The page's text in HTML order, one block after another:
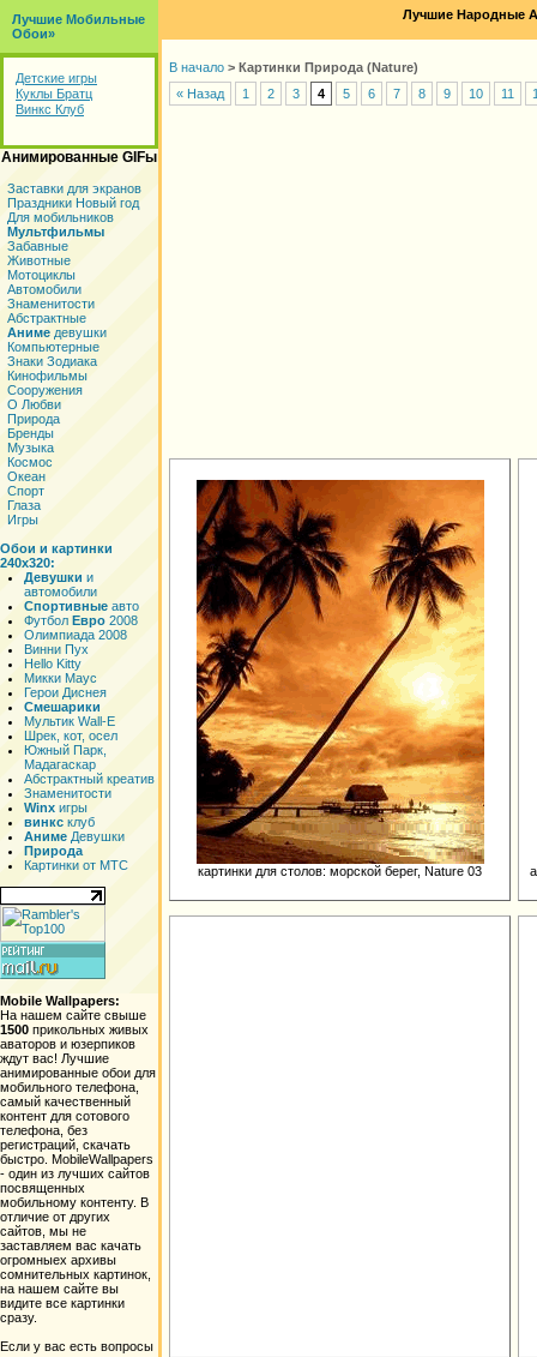
Лучшие Мобильные
Обои»
Детские игры
Куклы Братц
Винкс Клуб
Анимированные GIFы
Заставки для экранов
Праздники Новый год
Для мобильников
Мультфильмы
Забавные
Животные
Мотоциклы
Автомобили
Знаменитости
Абстрактные
Аниме девушки
Компьютерные
Знаки Зодиака
Кинофильмы
Сооружения
О Любви
Природа
Бренды
Музыка
Космос
Океан
Спорт
Глаза
Игры
Обои и картинки
240x320:
Девушки и
автомобили
Спортивные авто
Футбол Евро 2008
Олимпиада 2008
Винни Пух
Hello Kitty
Микки Маус
Герои Диснея
Смешарики
Мультик Wall-E
Шрек, кот, осел
Южный Парк,
Мадагаскар
Абстрактный креатив
Знаменитости
Winx игры
винкс клуб
Аниме Девушки
Природа
Картинки от МТС
Mobile Wallpapers:
На нашем сайте свыше
1500 прикольных живых
аваторов и юзерпиков
ждут вас! Лучшие
анимированные обои для
мобильного телефона,
самый качественный
контент для сотового
телефона, без
регистраций, скачать
быстро. MobileWallpapers
- один из лучших сайтов
посвященных
мобильному контенту. В
отличие от других
сайтов, мы не
заставляем вас качать
огромныех архивы
сомнительных картинок,
на нашем сайте вы
видите все картинки
сразу.
Если у вас есть вопросы
Лучшие Народные
В начало > Картинки Природа (Nature)
« Назад
1 2 3 4 5 6 7 8 9 10 11
картинки для столов: морской берег, Nature 03